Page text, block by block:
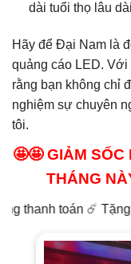
dài tuổi thọ lâu
Hãy để Đại Nam là
quảng cáo LED. Với
rằng bạn không chỉ
nghiệm sự chuyên
tôi.
🤩🤩 GIẢM
THÁNG
ngay gói bảo